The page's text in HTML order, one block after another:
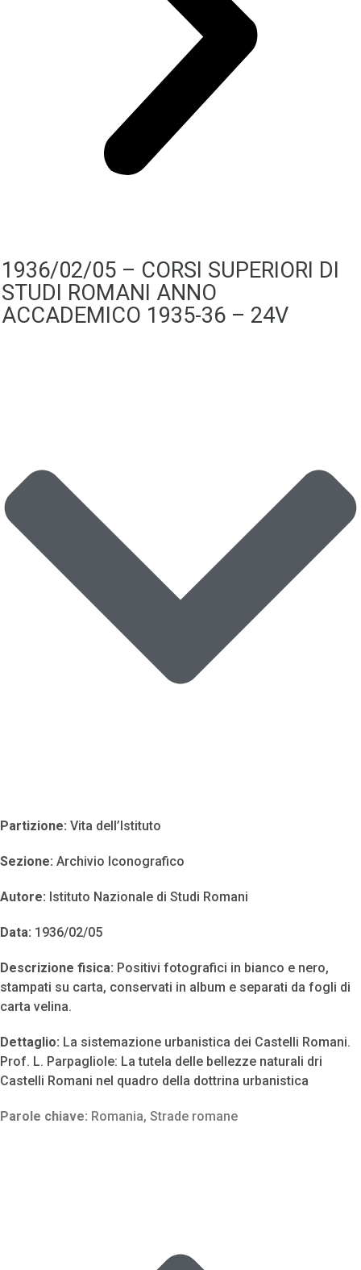
1936/02/05 – CORSI SUPERIORI DI
STUDI ROMANI ANNO
ACCADEMICO 1935-36 – 24V
Partizione: Vita dell’Istituto
Sezione: Archivio Iconografico
Autore: Istituto Nazionale di Studi Romani
Data: 1936/02/05
Descrizione fisica: Positivi fotografici in bianco e nero,
stampati su carta, conservati in album e separati da fogli di
carta velina.
Dettaglio: La sistemazione urbanistica dei Castelli Romani.
Prof. L. Parpagliole: La tutela delle bellezze naturali dri
Castelli Romani nel quadro della dottrina urbanistica
Parole chiave: Romania, Strade romane